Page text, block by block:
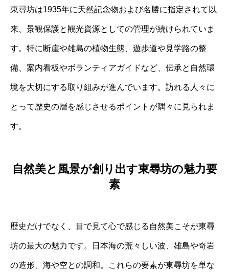
東尋坊は1935年に天然記念物および名勝に指定されて以
来、景観保護と観光資源としての管理が続けられていま
す。特に断崖や雄島の植物生態、遊歩道や見学路の整
備、案内看板やボランティアガイドなど、伝承と自然環
境を大切にする取り組みが進んでいます。訪れる人々に
とって歴史の層を感じさせるポイントが隅々に見られま
す。
自然美と風景が創り出す東尋坊の魅力要
素
歴史だけでなく、目で見て心で感じる自然美こそが東尋
坊の最大の魅力です。日本海の荒々しい波、雄島や奇岩
の造形、海や空との調和。これらの要素が東尋坊を単な